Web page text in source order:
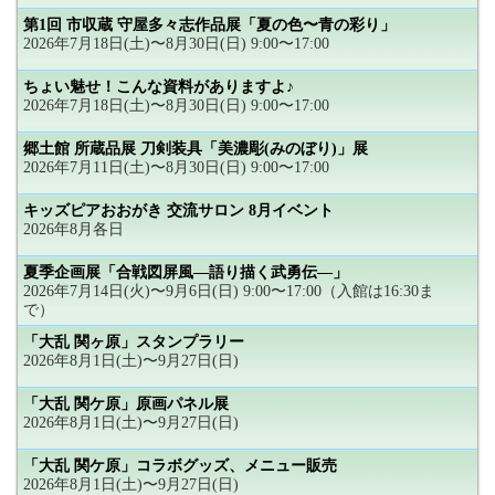
第1回 市収蔵 守屋多々志作品展「夏の色〜青の彩り」
2026年7月18日(土)〜8月30日(日) 9:00〜17:00
ちょい魅せ！こんな資料がありますよ♪
2026年7月18日(土)〜8月30日(日) 9:00〜17:00
郷土館 所蔵品展 刀剣装具「美濃彫(みのぼり)」展
2026年7月11日(土)〜8月30日(日) 9:00〜17:00
キッズピアおおがき 交流サロン 8月イベント
2026年8月各日
夏季企画展「合戦図屏風―語り描く武勇伝―」
2026年7月14日(火)〜9月6日(日) 9:00〜17:00（入館は16:30ま
で）
「大乱 関ヶ原」スタンプラリー
2026年8月1日(土)〜9月27日(日)
「大乱 関ケ原」原画パネル展
2026年8月1日(土)〜9月27日(日)
「大乱 関ケ原」コラボグッズ、メニュー販売
2026年8月1日(土)〜9月27日(日)